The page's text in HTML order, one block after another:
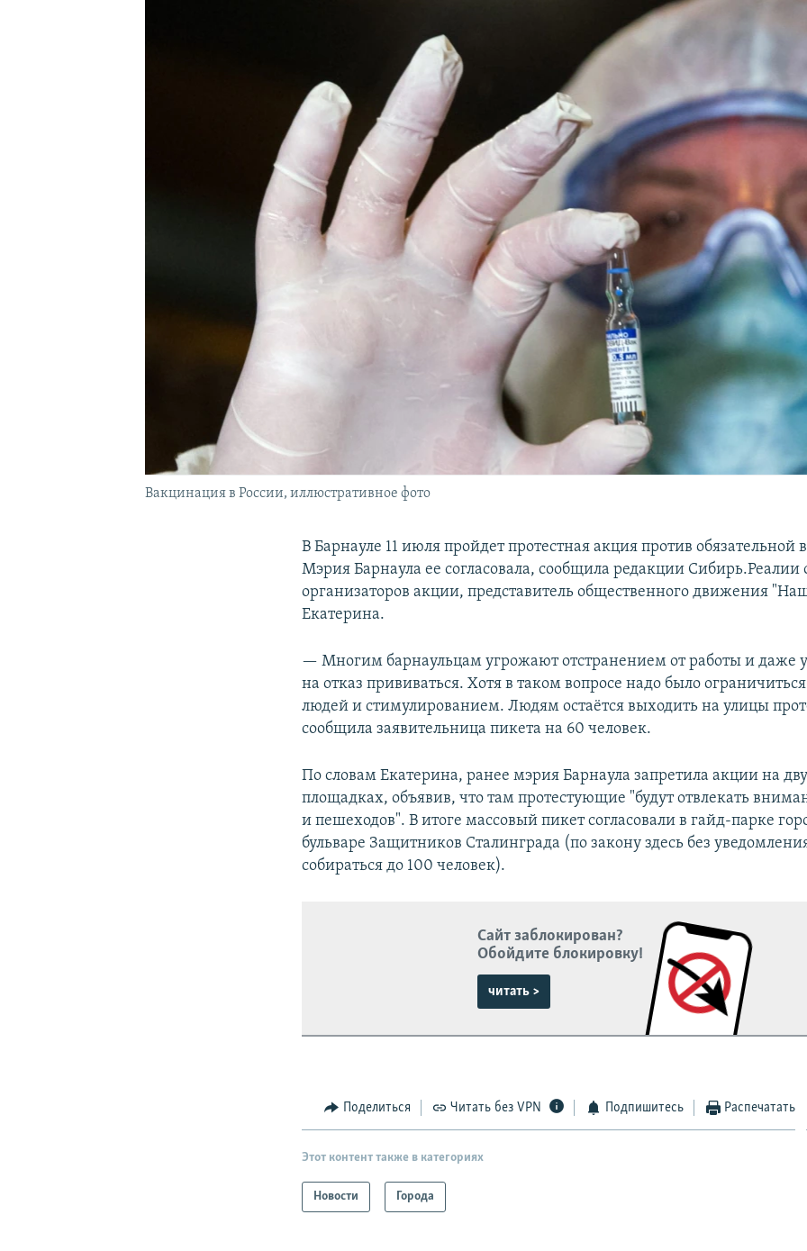
Вакцинация в России, иллюстративное фото
В Барнауле 11 июля пройдет протестная акция против обязательной
Мэрия Барнаула ее согласовала, сообщила редакции Сибирь.Реалии
организаторов акции, представитель общественного движения
Екатерина.
— Многим барнаульцам угрожают отстранением от работы и даже
на отказ прививаться. Хотя в таком вопросе надо было
людей и стимулированием. Людям остаётся выходить на улицы
сообщила заявительница пикета на 60 человек.
По словам Екатерина, ранее мэрия Барнаула запретила акции на
площадках, объявив, что там протестующие "будут отвлекать
и пешеходов". В итоге массовый пикет согласовали в гайд-парке
бульваре Защитников Сталинграда (по закону здесь без
собираться до 100 человек).
Сайт заблокирован?
Обойдите блокировку!
читать >
Поделиться Читать без VPN Подпишитесь Распечатать
Этот контент также в категориях
Новости Города